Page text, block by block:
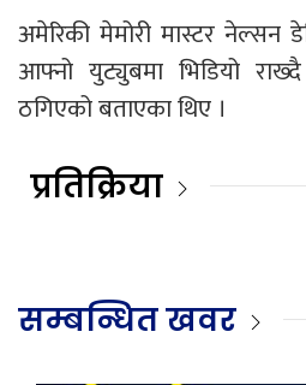
अमेरिकी मेमोरी मास्टर नेल्सन
आफ्नो युट्युबमा भिडियो
ठगिएको बताएका थिए ।
प्रतिक्रिया
सम्बन्धित खवर